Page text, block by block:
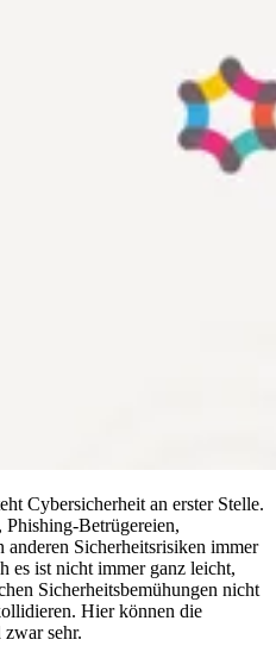
Cybersicherheit an erster Stelle.
Betrügereien,
Sicherheitsrisiken immer
es ist nicht immer ganz leicht,
Sicherheitsbemühungen nicht
Hier können die
sehr.